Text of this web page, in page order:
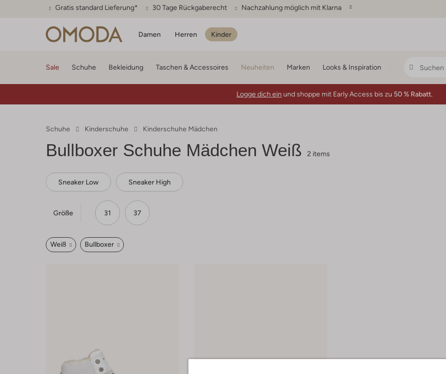
Gratis standard Lieferung* 30 Tage Rückgaberecht Nachzahlung möglich mit Klarna
Damen Herren Kinder
Sale Schuhe Bekleidung Taschen & Accessoires Neuheiten Marken Looks & Inspiration
Logge dich ein und shoppe mit Early Access bis zu 50 % Rabatt.
Schuhe Kinderschuhe Kinderschuhe Mädchen
Bullboxer Schuhe Mädchen Weiß 2 items
Sneaker Low Sneaker High
Größe 31 37
Weiß Bullboxer